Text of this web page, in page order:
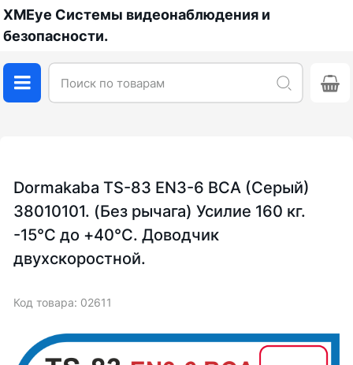
XMEye Системы видеонаблюдения и
безопасности.
Dormakaba TS-83 EN3-6 BCA (Серый)
38010101. (Без рычага) Усилие 160 кг.
-15°С до +40°С. Доводчик
двухскоростной.
Код товара: 02611